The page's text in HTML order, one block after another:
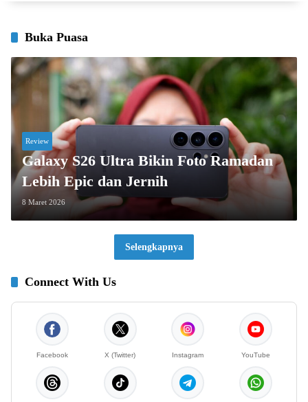
Buka Puasa
Review
Galaxy S26 Ultra Bikin Foto Ramadan
Lebih Epic dan Jernih
8 Maret 2026
Selengkapnya
Connect With Us
Facebook X (Twitter) Instagram YouTube